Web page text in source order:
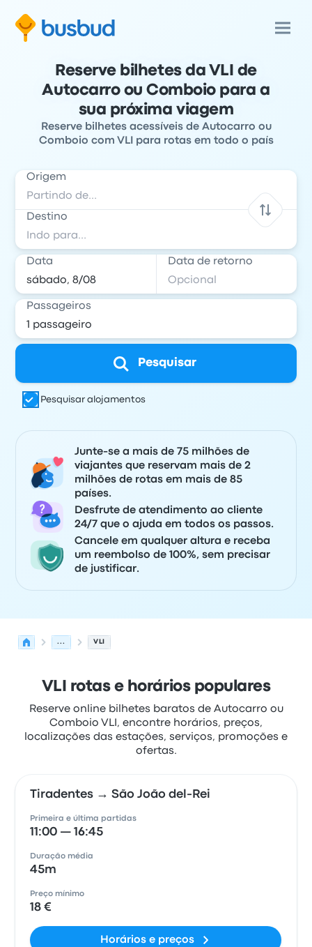
Reserve bilhetes da VLI de
Autocarro ou Comboio para a
sua próxima viagem
Reserve bilhetes acessíveis de Autocarro ou
Comboio com VLI para rotas em todo o país
Origem
Destino
Data Data de retorno
Passageiros
Pesquisar
Pesquisar alojamentos
Junte-se a mais de 75 milhões de
viajantes que reservam mais de 2
milhões de rotas em mais de 85
países.
Desfrute de atendimento ao cliente
24/7 que o ajuda em todos os passos.
Cancele em qualquer altura e receba
um reembolso de 100%, sem precisar
de justificar.
... VLI
VLI rotas e horários populares
Reserve online bilhetes baratos de Autocarro ou
Comboio VLI, encontre horários, preços,
localizações das estações, serviços, promoções e
ofertas.
Tiradentes → São João del-Rei
Primeira e última partidas
11:00 — 16:45
Duração média
45m
Preço mínimo
18 €
Horários e preços